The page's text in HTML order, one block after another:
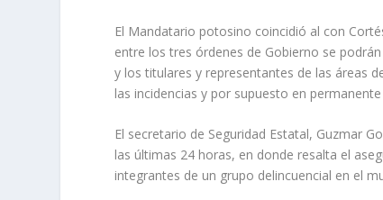
El Mandatario potosino coincidió al con
entre los tres órdenes de Gobierno se
y los titulares y representantes de las áreas
las incidencias y por supuesto en
El secretario de Seguridad Estatal, Guzmar
las últimas 24 horas, en donde resalta el
integrantes de un grupo delincuencial en el